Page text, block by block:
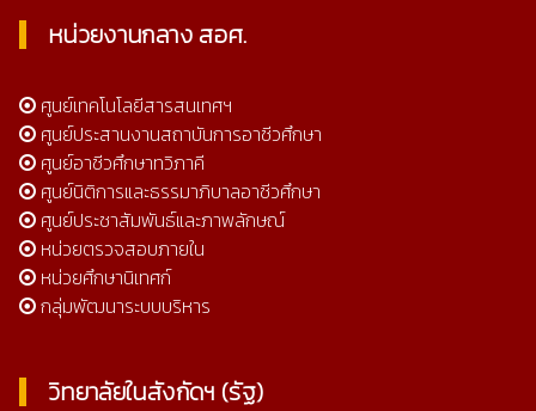
หน่วยงานกลาง สอศ.
ศูนย์เทคโนโลยีสารสนเทศฯ
ศูนย์ประสานงานสถาบันการอาชีวศึกษา
ศูนย์อาชีวศึกษาทวิภาคี
ศูนย์นิติการและธรรมาภิบาลอาชีวศึกษา
ศูนย์ประชาสัมพันธ์และภาพลักษณ์
หน่วยตรวจสอบภายใน
หน่วยศึกษานิเทศก์
กลุ่มพัฒนาระบบบริหาร
วิทยาลัยในสังกัดฯ (รัฐ)